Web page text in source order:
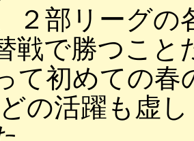
２部リーグの
戦で勝つこと
て初めての春
の活躍も虚